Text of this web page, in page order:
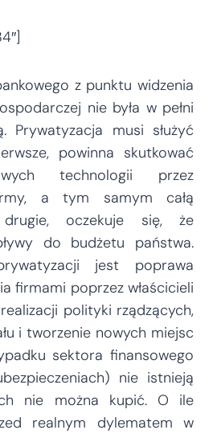
z punktu widzenia
nie była w pełni
Prywatyzacja musi służyć
powinna skutkować
technologii przez
a tym samym całą
oczekuje się, że
do budżetu państwa.
jest poprawa
firmami poprzez właścicieli
polityki rządzących,
i tworzenie nowych miejsc
sektora finansowego
nie istnieją
nie można kupić. O ile
realnym dylematem w